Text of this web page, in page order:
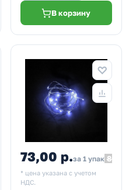
В корзину
73,00 р.за 1 упак 80,30
* цена указана с учетом
НДС.